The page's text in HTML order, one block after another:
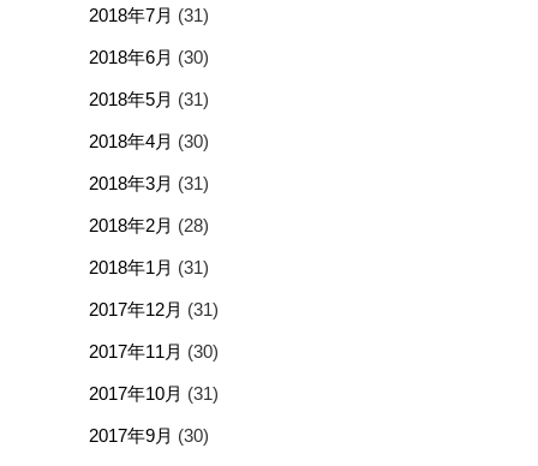
2018年7月 (31)
2018年6月 (30)
2018年5月 (31)
2018年4月 (30)
2018年3月 (31)
2018年2月 (28)
2018年1月 (31)
2017年12月 (31)
2017年11月 (30)
2017年10月 (31)
2017年9月 (30)